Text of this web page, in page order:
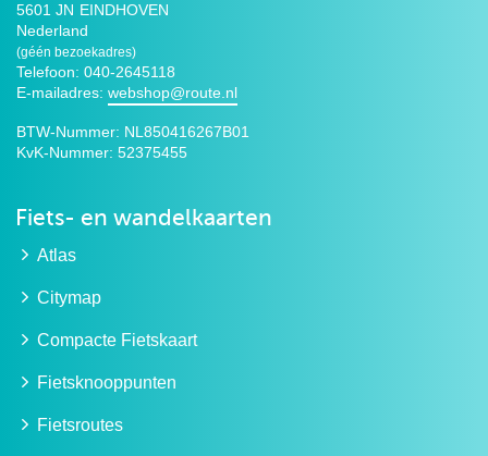
5601 JN EINDHOVEN
Nederland
(géén bezoekadres)
Telefoon: 040-2645118
E-mailadres: webshop@route.nl
BTW-Nummer: NL850416267B01
KvK-Nummer: 52375455
Fiets- en wandelkaarten
Atlas
Citymap
Compacte Fietskaart
Fietsknooppunten
Fietsroutes